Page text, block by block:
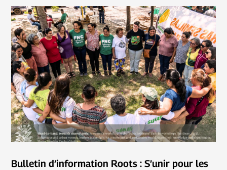
Bulletin d’information Roots : S’unir pour les